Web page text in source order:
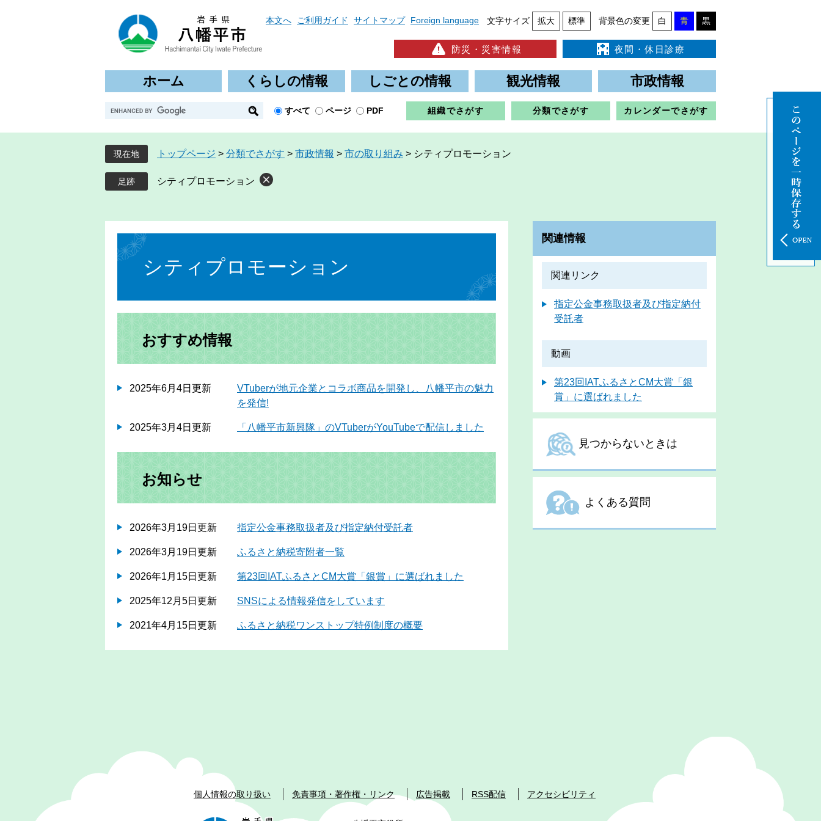
本文へ ご利用ガイド サイトマップ Foreign language 文字サイズ 拡大 標準 背景色の変更 白 青 黒
防災・災害情報 夜間・休日診療
ホーム くらしの情報 しごとの情報 観光情報 市政情報
G
o
g
l
e
カ
すべて ページ PDF 組織でさがす 分類でさがす カレンダーでさがす
現在地 トップページ > 分類でさがす > 市政情報 > 市の取り組み > シティプロモーション
シティプロモーション
文
シティプロモーション
おすすめ情報
2025年6月4日更新
VTuberが地元企業とコラボ商品を開発し、八幡平市の魅力
を発信!
2025年3月4日更新 「八幡平市新興隊」のVTuberがYouTubeで配信しました
お知らせ
2026年3月19日更新 指定公金事務取扱者及び指定納付受託者
2026年3月19日更新 ふるさと納税寄附者一覧
2026年1月15日更新 第23回IATふるさとCM大賞「銀賞」に選ばれました
2025年12月5日更新 SNSによる情報発信をしています
2021年4月15日更新 ふるさと納税ワンストップ特例制度の概要
関連情報
関連リンク
指定公金事務取扱者及び指定納付
受託者
動画
第23回IATふるさとCM大賞「銀
賞」に選ばれました
見つからないときは
よくある質問
個人情報の取り扱い 免責事項・著作権・リンク 広告掲載 RSS配信 アクセシビリティ